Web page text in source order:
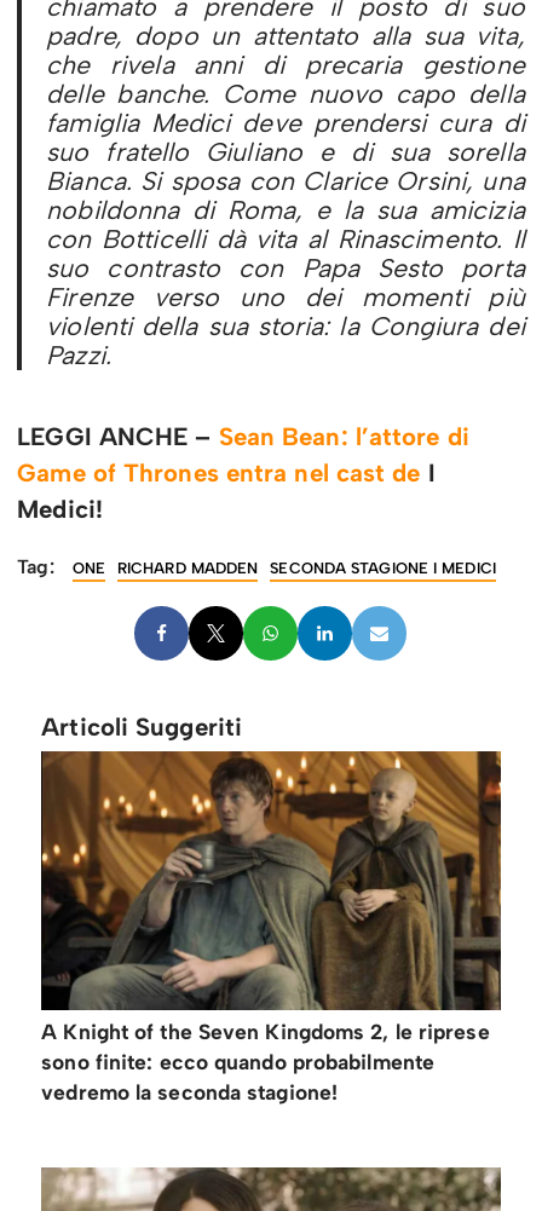
chiamato a prendere il posto di suo
padre, dopo un attentato alla sua vita,
che rivela anni di precaria gestione
delle banche. Come nuovo capo della
famiglia Medici deve prendersi cura di
suo fratello Giuliano e di sua sorella
Bianca. Si sposa con Clarice Orsini, una
nobildonna di Roma, e la sua amicizia
con Botticelli dà vita al Rinascimento. Il
suo contrasto con Papa Sesto porta
Firenze verso uno dei momenti più
violenti della sua storia: la Congiura dei
Pazzi.
LEGGI ANCHE – Sean Bean: l’attore di
Game of Thrones entra nel cast de I
Medici!
Tag: ONE RICHARD MADDEN SECONDA STAGIONE I MEDICI
Articoli Suggeriti
A Knight of the Seven Kingdoms 2, le riprese
sono finite: ecco quando probabilmente
vedremo la seconda stagione!